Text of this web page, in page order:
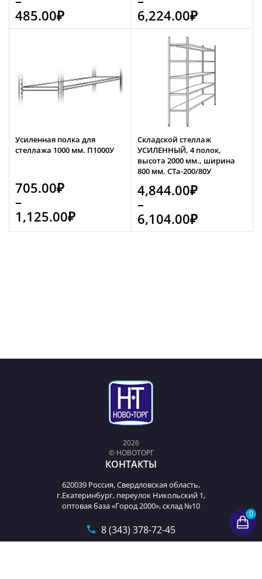
0
485.00₽
6,224.00₽
Усиленная полка для
стеллажа 1000 мм. П1000У
705.00₽
–
1,125.00₽
Складской стеллаж
УСИЛЕННЫЙ, 4 полок,
высота 2000 мм., ширина
800 мм. СТа-200/80У
4,844.00₽
–
6,104.00₽
2026
© НОВОТОРГ
КОНТАКТЫ
620039 Россия, Свердловская область,
г.Екатеринбург, переулок Никольский 1,
оптовая база «Город 2000», склад №10
8 (343) 378-72-45